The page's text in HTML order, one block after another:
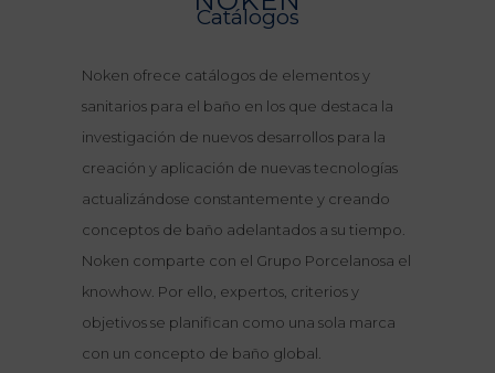
Catálogos
Noken ofrece catálogos de elementos y
sanitarios para el baño en los que destaca la
investigación de nuevos desarrollos para la
creación y aplicación de nuevas tecnologías
actualizándose constantemente y creando
conceptos de baño adelantados a su tiempo.
Noken comparte con el Grupo Porcelanosa el
knowhow. Por ello, expertos, criterios y
objetivos se planifican como una sola marca
con un concepto de baño global.